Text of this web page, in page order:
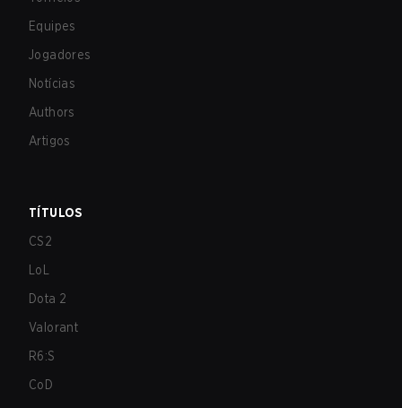
Equipes
Jogadores
Notícias
Authors
Artigos
TÍTULOS
CS2
LoL
Dota 2
Valorant
R6:S
CoD